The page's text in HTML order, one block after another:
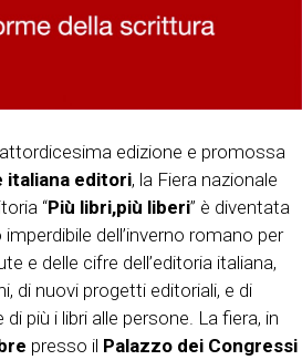
edizione e promossa
italiana editori, la Fiera nazionale
“Più libri,più liberi” è diventata
dell’inverno romano per
e delle cifre dell’editoria italiana,
di nuovi progetti editoriali, e di
più i libri alle persone. La fiera, in
presso il Palazzo dei Congressi